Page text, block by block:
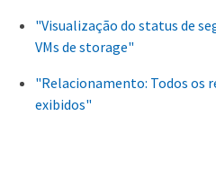
"Visualização do status de
VMs de storage"
"Relacionamento: Todos os
exibidos"